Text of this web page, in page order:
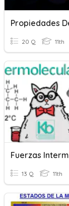
20 Q 11th
13 Q 11th